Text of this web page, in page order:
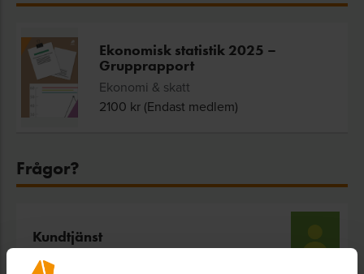
Ekonomisk statistik 2025 –
Grupprapport
Ekonomi & skatt
2100 kr (Endast medlem)
Frågor?
Kundtjänst
Kundtjänst/vaktmästeri, Administration